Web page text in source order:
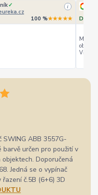
✓
i
100 %★★★★★
Můžu
Vřele
ABB 3557G-
určen pro použití v
Doporučená
Jedná se o vypínač
č.5B (6+6) 3D